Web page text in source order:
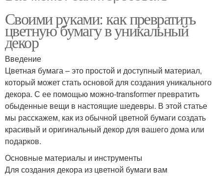
Своими руками: как превратить
цветную бумагу в уникальный
декор
Введение
Цветная бумага – это простой и доступный материал,
который может стать основой для создания уникального
декора. С ее помощью можно-transformer превратить
обыденные вещи в настоящие шедевры. В этой статье
мы расскажем, как из обычной цветной бумаги создать
красивый и оригинальный декор для вашего дома или
подарков.
Основные материалы и инструменты
Для создания декора из цветной бумаги вам